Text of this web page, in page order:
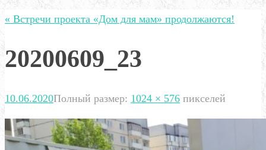
« Встречи проекта «Дом для мам» продолжаются!
20200609_23
10.06.2020Полный размер: 1024 × 576 пикселей